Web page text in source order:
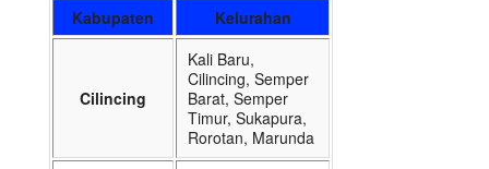
Kabupaten Kelurahan
Cilincing
Kali Baru,
Cilincing, Semper
Barat, Semper
Timur, Sukapura,
Rorotan, Marunda